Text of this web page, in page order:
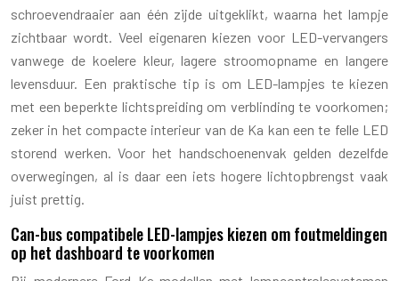
schroevendraaier aan één zijde uitgeklikt, waarna het lampje
zichtbaar wordt. Veel eigenaren kiezen voor LED-vervangers
vanwege de koelere kleur, lagere stroomopname en langere
levensduur. Een praktische tip is om LED-lampjes te kiezen
met een beperkte lichtspreiding om verblinding te voorkomen;
zeker in het compacte interieur van de Ka kan een te felle LED
storend werken. Voor het handschoenenvak gelden dezelfde
overwegingen, al is daar een iets hogere lichtopbrengst vaak
juist prettig.
Can-bus compatibele LED-lampjes kiezen om foutmeldingen
op het dashboard te voorkomen